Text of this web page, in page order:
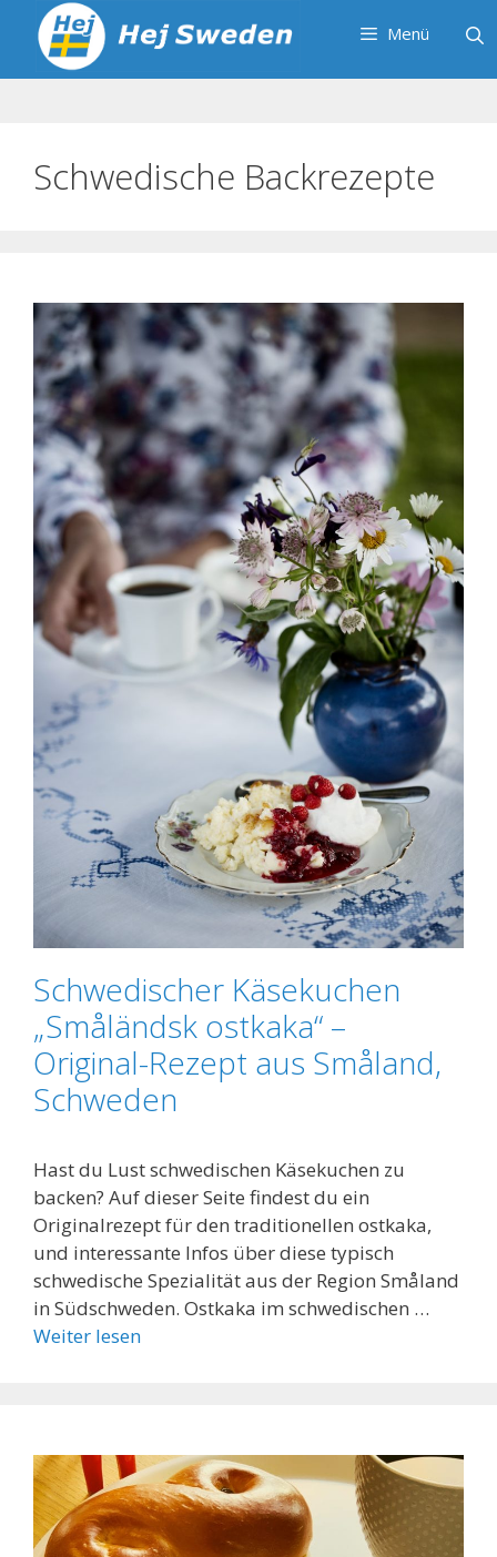
Inhalt
springen
Menü
Schwedische Backrezepte
Schwedischer Käsekuchen
„Småländsk ostkaka“ –
Original-Rezept aus Småland,
Schweden
Hast du Lust schwedischen Käsekuchen zu
backen? Auf dieser Seite findest du ein
Originalrezept für den traditionellen ostkaka,
und interessante Infos über diese typisch
schwedische Spezialität aus der Region Småland
in Südschweden. Ostkaka im schwedischen …
Weiter lesen